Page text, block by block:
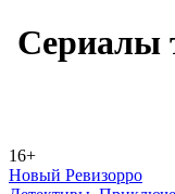
Се­риа­лы
16+
Новый Ревизорро